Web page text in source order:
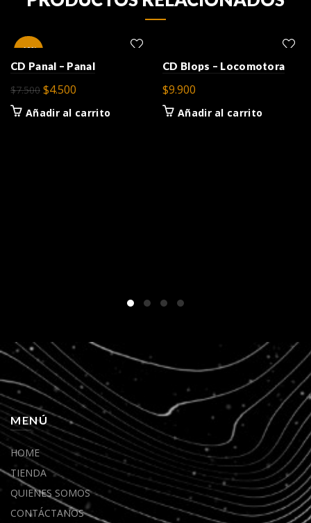
-40%
CD Panal – Panal
$7.500 El
precio
$4.500
precio
Añadir al carrito
CD Blops – Locomotora
$9.900
Añadir al carrito
MENÚ
HOME
TIENDA
QUIENES SOMOS
CONTÁCTANOS